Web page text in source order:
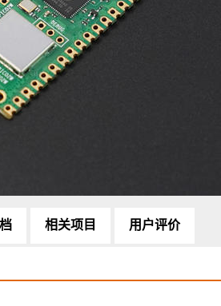
相关项目 用户评价